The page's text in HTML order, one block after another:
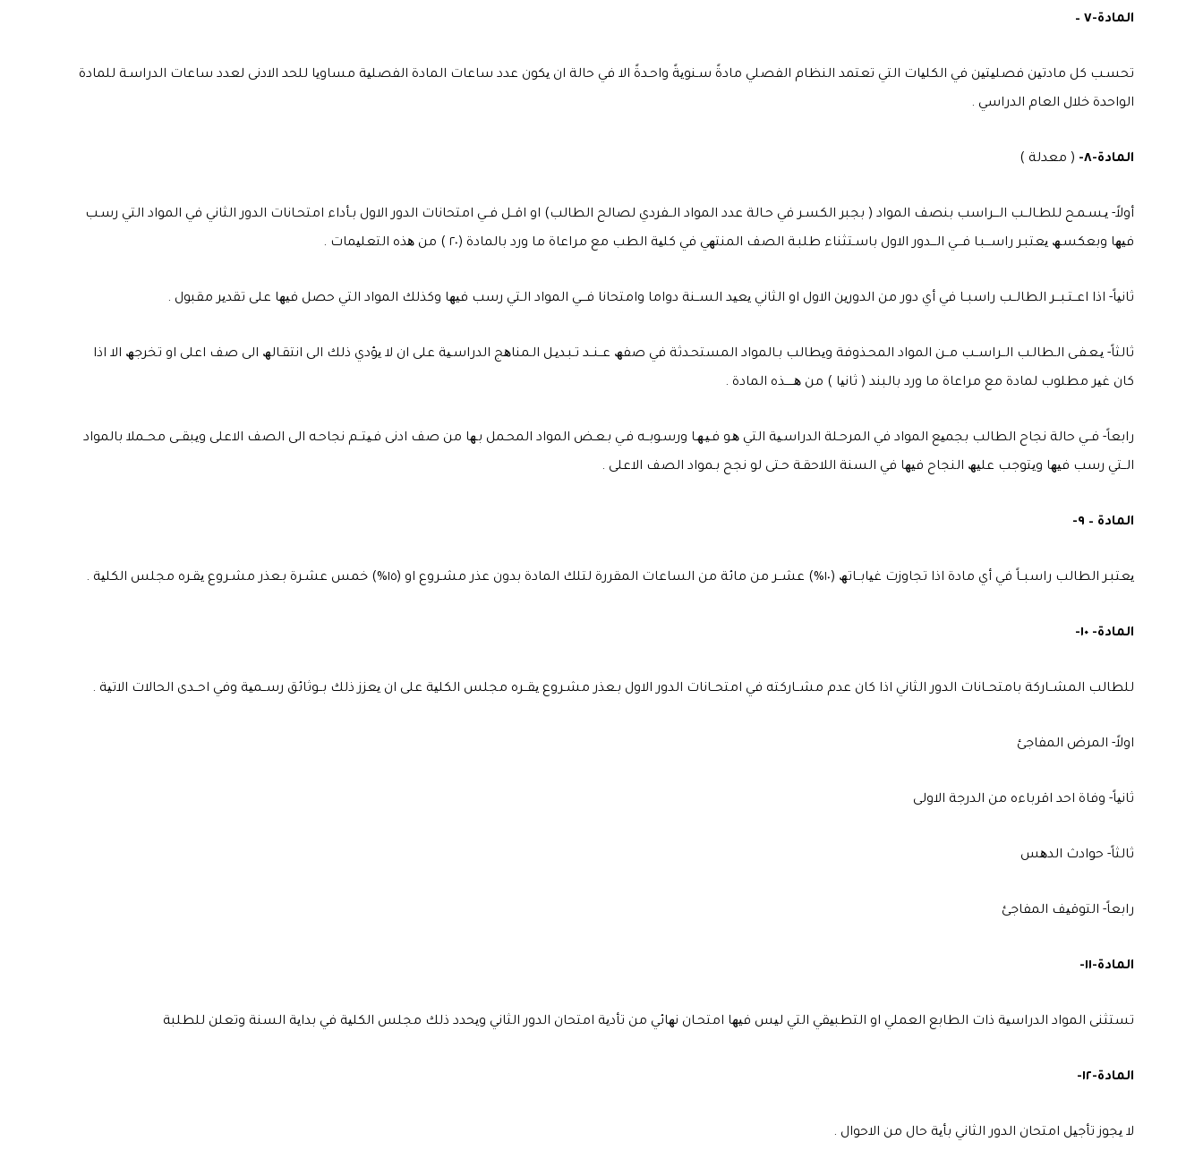
المادة-٧ –
تحسـب كل مادتین فصلیتین في الكلیات التي تعتمد النظام الفصلي مادةً سـنویةً واحـدةً الا في حالة ان یكون عدد ساعات المادة الفصلیة مساویا للحد الادنى لعدد ساعات الدراسـة للمادة
الواحدة خلال العام الدراسي .
المادة-٨- ( معدلة )
أولاً- یـسـمـح للطـالــب الـــراسب بنصف المواد ( بجبر الكسـر في حـالة عدد المواد الــفردي لصالح الطالب) او اقــل فــي امتحانات الدور الاول بـأداء امتحـانات الدور الثاني في المواد التي رسـب
فیھا وبعكسـھ یعتبـر راســـبـا فـــي الـــدور الاول باسـتثناء طلبـة الصف المنتھي في كلیة الطب مع مراعاة ما ورد بالمادة (٢٠ ) من ھذه التعلیمات .
ثانیاً- اذا اعــتـبـــر الطالــب راسبــا في أي دور من الدورین الاول او الثاني یعید الســنة دواما وامتحانا فـــي المواد الـتي رسب فیھا وكذلك المواد التي حصل فیھا على تقدیر مقبول .
ثالثاً- یـعـفـى الـطالـب الــراســب مــن المواد المحـذوفة ویطالب بـالمواد المستحـدثة في صفھ عــنــد تـبـدیـل الـمناھج الدراسـیة على ان لا یؤدي ذلك الى انتقـالھ الى صف اعلى او تخرجھ الا اذا
كان غیر مطلوب لمادة مع مراعاة ما ورد بالبند ( ثانیا ) من ھـــــذه المادة .
رابعاً- فــي حالة نجاح الطالب بجمیع المواد في المرحـلة الدراسـیة التي ھـو فـیـھـا ورسـوبــه فـي بـعـض المواد المحـمل بـھا من صف ادنى فـیتــم نجاحـه الى الصف الاعلى ویبقــى محــملا بالمواد
الــتي رسب فیھا ویتوجب علیھ النجاح فیھا في السنة اللاحقـة حـتى لو نجح بـمواد الصف الاعلى .
المادة – ٩-
یعتبـر الطالب راسبــاً في أي مادة اذا تجاوزت غیابــاتھ (١٠%) عشــر من مائة من الساعات المقررة لتلك المادة بدون عذر مشـروع او (١٥%) خمس عشـرة بـعذر مشـروع یقـره مجلس الكلیة .
المادة- ١٠-
للطالب المشــاركة بامتحــانات الدور الثاني اذا كان عدم مشــاركته في امتحــانات الدور الاول بـعذر مشـروع یقــره مجلس الكلیة على ان یعزز ذلك بــوثائق رســمیة وفي احــدى الحالات الاتیة .
اولاً- المرض المفاجئ
ثانیاً- وفاة احد اقرباءه من الدرجة الاولى
ثالثاً- حوادث الدھس
رابعاً- التوقیف المفاجئ
المادة-١١-
تستثنى المواد الدراسیة ذات الطابع العملي او التطبیقي التي لیس فیھا امتحـان نھائي من تأدیة امتحان الدور الثاني ویحدد ذلك مجلس الكلیة في بدایة السنة وتعلن للطلبة
المادة-١٢-
لا یجوز تأجیل امتحان الدور الثاني بأیة حال من الاحوال .